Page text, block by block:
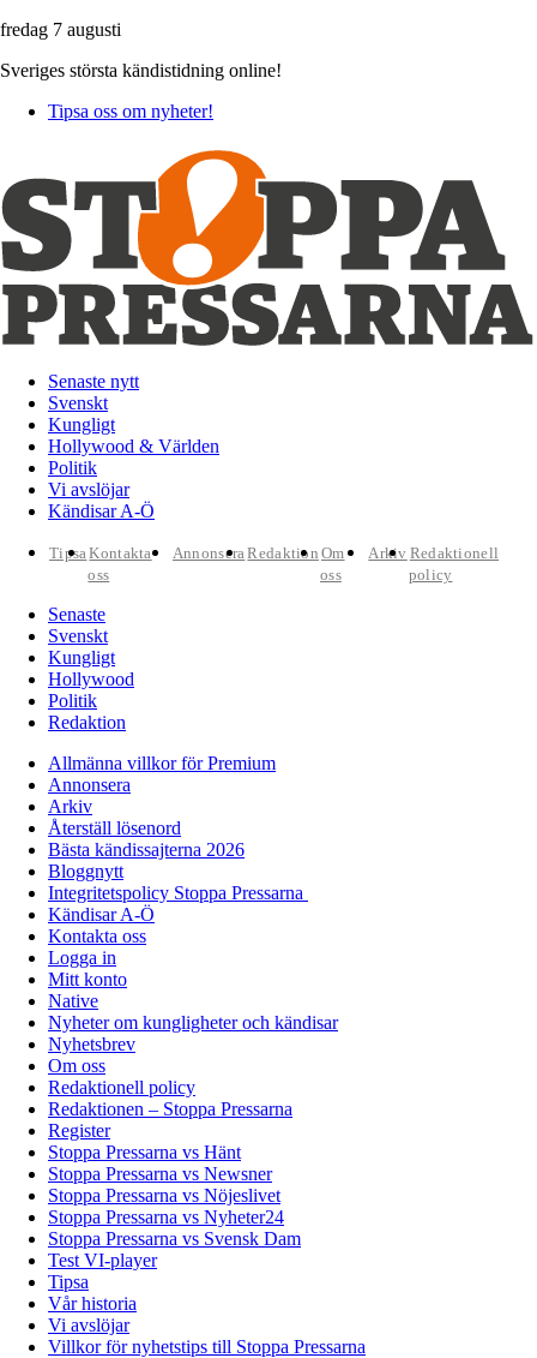
fredag 7 augusti
Sveriges största kändistidning online!
Tipsa oss om nyheter!
Senaste nytt
Svenskt
Kungligt
Hollywood & Världen
Politik
Vi avslöjar
Kändisar A-Ö
TipsaKontakta
oss
AnnonseraRedaktion Om
oss
Arkiv Redaktionell
policy
Senaste
Svenskt
Kungligt
Hollywood
Politik
Redaktion
Allmänna villkor för Premium
Annonsera
Arkiv
Återställ lösenord
Bästa kändissajterna 2026
Bloggnytt
Integritetspolicy Stoppa Pressarna
Kändisar A-Ö
Kontakta oss
Logga in
Mitt konto
Native
Nyheter om kungligheter och kändisar
Nyhetsbrev
Om oss
Redaktionell policy
Redaktionen – Stoppa Pressarna
Register
Stoppa Pressarna vs Hänt
Stoppa Pressarna vs Newsner
Stoppa Pressarna vs Nöjeslivet
Stoppa Pressarna vs Nyheter24
Stoppa Pressarna vs Svensk Dam
Test VI-player
Tipsa
Vår historia
Vi avslöjar
Villkor för nyhetstips till Stoppa Pressarna